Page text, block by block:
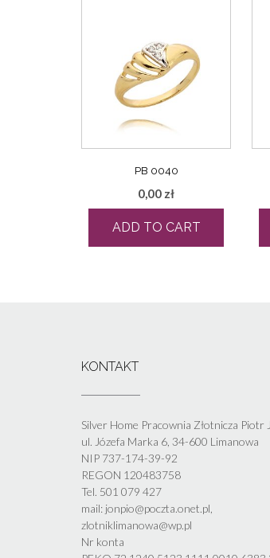
PB 0040
0,00 zł
ADD TO CART
KONTAKT
Silver Home Pracownia Złotnicza Piotr
ul. Józefa Marka 6, 34-600 Limanowa
NIP 737-174-39-92
REGON 120483758
Tel. 501 079 427
mail: jonpio@poczta.onet.pl,
zlotniklimanowa@wp.pl
Nr konta